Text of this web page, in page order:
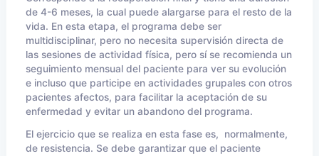
de 4-6 meses, la cual puede alargarse para el resto de la
vida. En esta etapa, el programa debe ser
multidisciplinar, pero no necesita supervisión directa de
las sesiones de actividad física, pero sí se recomienda un
seguimiento mensual del paciente para ver su evolución
e incluso que participe en actividades grupales con otros
pacientes afectos, para facilitar la aceptación de su
enfermedad y evitar un abandono del programa.
El ejercicio que se realiza en esta fase es, normalmente,
de resistencia. Se debe garantizar que el paciente